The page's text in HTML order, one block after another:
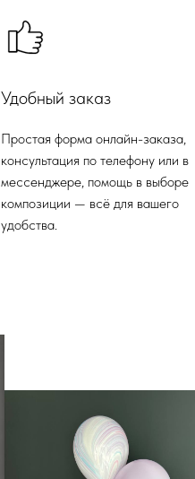
Удобный заказ
Простая форма онлайн-заказа,
консультация по телефону или в
мессенджере, помощь в выборе
композиции — всё для вашего
удобства.